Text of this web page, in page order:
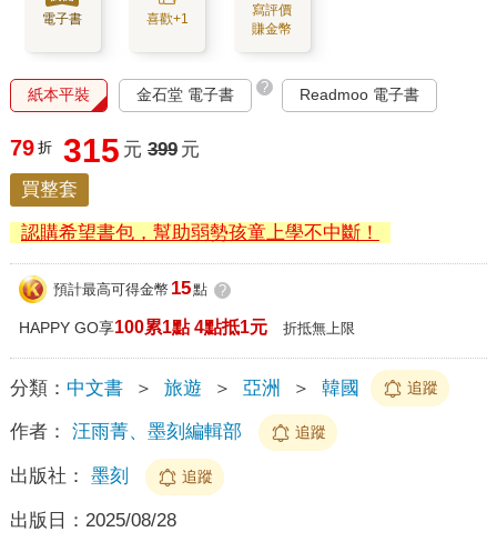
電子書 喜歡+1
寫評價
賺金幣
紙本平裝 金石堂 電子書 ? Readmoo 電子書
79 折 315 元 399 元
買整套
認購希望書包，幫助弱勢孩童上學不中斷！
預計最高可得金幣 15點 ?
HAPPY GO享100累1點 4點抵1元 折抵無上限
分類： 中文書 ＞ 旅遊 ＞ 亞洲 ＞ 韓國 追蹤
作者： 汪雨菁、墨刻編輯部 追蹤
出版社： 墨刻 追蹤
出版日： 2025/08/28